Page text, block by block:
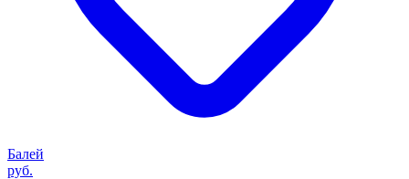
Балей
руб.